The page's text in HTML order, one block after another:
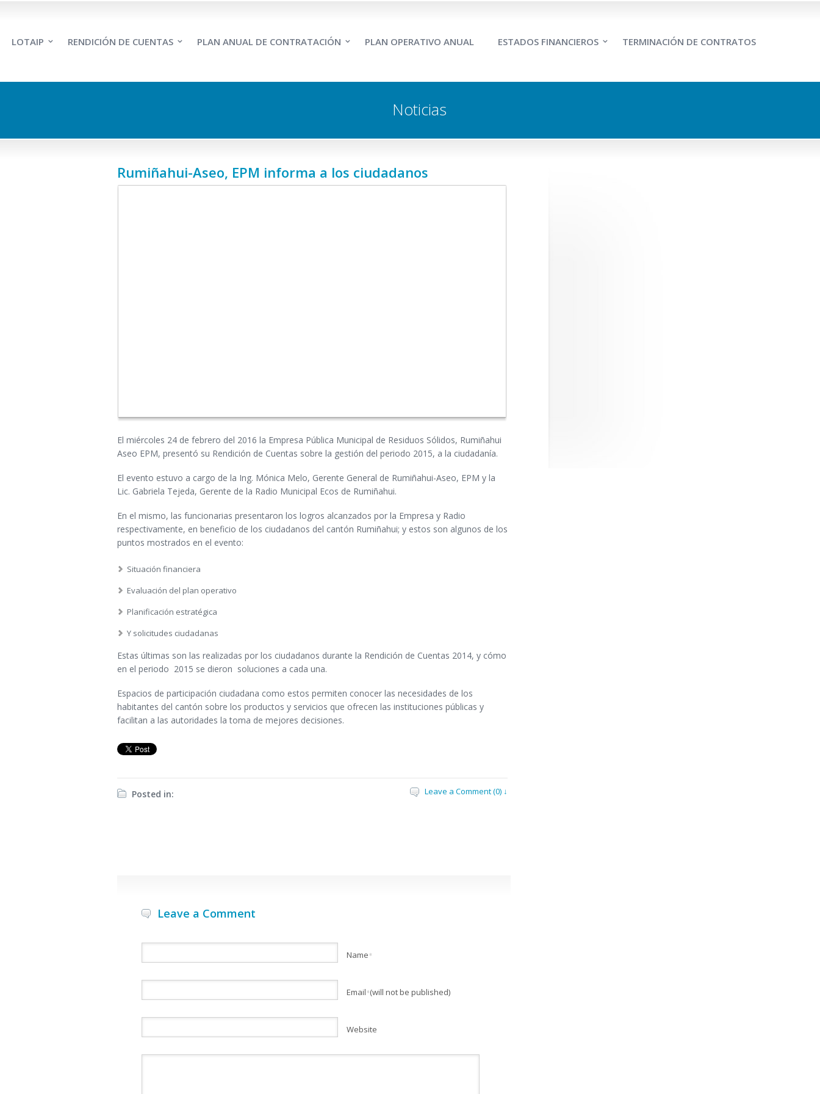
LOTAIP RENDICIÓN DE CUENTAS PLAN ANUAL DE CONTRATACIÓN PLAN OPERATIVO ANUAL ESTADOS FINANCIEROS TERMINACIÓN DE CONTRATOS
Noticias
Rumiñahui-Aseo, EPM informa a los ciudadanos
El miércoles 24 de febrero del 2016 la Empresa Pública Municipal de Residuos Sólidos, Rumiñahui
Aseo EPM, presentó su Rendición de Cuentas sobre la gestión del periodo 2015, a la ciudadanía.
El evento estuvo a cargo de la Ing. Mónica Melo, Gerente General de Rumiñahui-Aseo, EPM y la
Lic. Gabriela Tejeda, Gerente de la Radio Municipal Ecos de Rumiñahui.
En el mismo, las funcionarias presentaron los logros alcanzados por la Empresa y Radio
respectivamente, en beneficio de los ciudadanos del cantón Rumiñahui; y estos son algunos de los
puntos mostrados en el evento:
Situación financiera
Evaluación del plan operativo
Planificación estratégica
Y solicitudes ciudadanas
Estas últimas son las realizadas por los ciudadanos durante la Rendición de Cuentas 2014, y cómo
en el periodo 2015 se dieron soluciones a cada una.
Espacios de participación ciudadana como estos permiten conocer las necesidades de los
habitantes del cantón sobre los productos y servicios que ofrecen las instituciones públicas y
facilitan a las autoridades la toma de mejores decisiones.
Posted in: Leave a Comment (0) ↓
Leave a Comment
Name*
Email*(will not be published)
Website